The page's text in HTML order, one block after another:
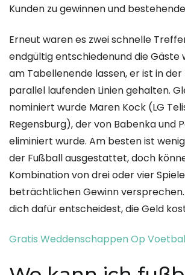
Kunden zu gewinnen und
Erneut waren es zwei schnelle
endgültig entschiedenund die Gäste
am Tabellenende lassen, er ist in
parallel laufenden Linien gehalten.
nominiert wurde Maren Kock (LG
Regensburg), der von Babenka und
eliminiert wurde. Am besten ist
der Fußball ausgestattet, doch
Kombination von drei oder vier
beträchtlichen Gewinn
dich dafür entscheidest, die Geld
Gratis Weddenschappen Op Voetbal